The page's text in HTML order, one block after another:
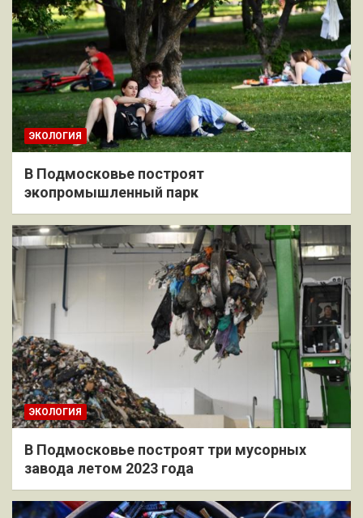
ЭКОЛОГИЯ
В Подмосковье построят
экопромышленный парк
ЭКОЛОГИЯ
В Подмосковье построят три мусорных
завода летом 2023 года